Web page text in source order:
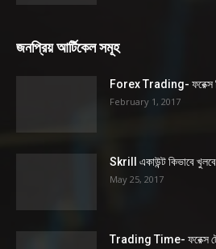
জনপ্রিয় আর্টিকেল সমূহ
Forex Trading- ফরেক্স
February 1, 2017
Skrill একাউন্ট কিভাবে
May 25, 2017
Trading Time- ফরেক্স